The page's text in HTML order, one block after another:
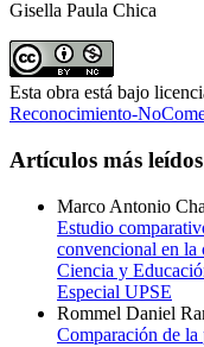
Gisella Paula Chica
Esta obra está bajo
Reconocimiento-
Artículos más
Marco Antonio
Estudio
convencional en
Ciencia y
Especial UPSE
Rommel Daniel
Comparación de